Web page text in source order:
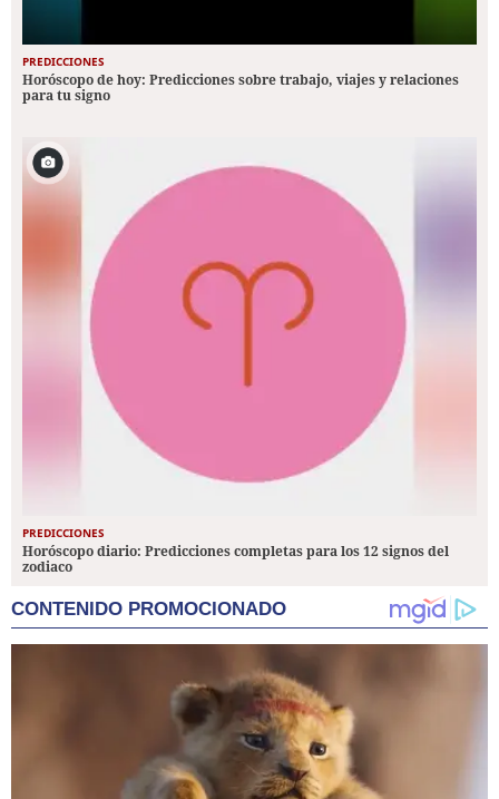
PREDICCIONES
Horóscopo de hoy: Predicciones sobre trabajo, viajes y relaciones
para tu signo
PREDICCIONES
Horóscopo diario: Predicciones completas para los 12 signos del
zodiaco
CONTENIDO PROMOCIONADO